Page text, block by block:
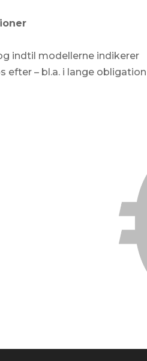
indtil modellerne indikerer
efter – bl.a. i lange